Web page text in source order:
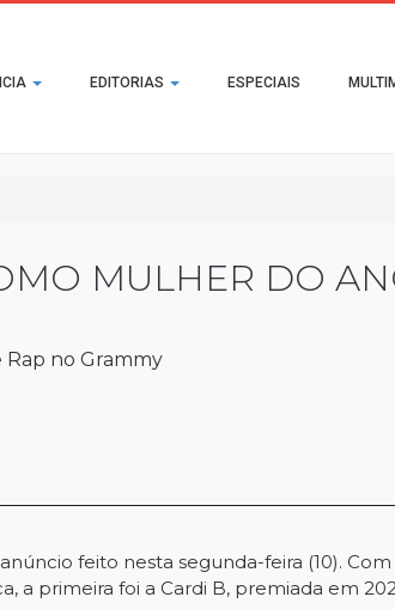
EDITORIAS ESPECIAIS
MULHER DO
no Grammy
feito nesta segunda-feira (10).
a primeira foi a Cardi B, premiada em